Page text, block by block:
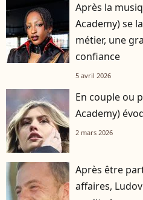
Après la
Academy) se
métier, une
confiance
5 avril 2026
En couple ou
Academy)
2 mars 2026
Après être
affaires,